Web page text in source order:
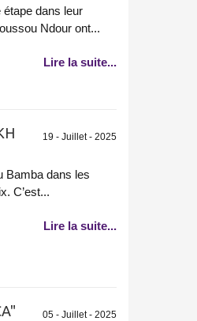
étape dans leur
Ndour ont...
Lire la suite...
19 - Juillet - 2025
Bamba dans les
C’est...
Lire la suite...
05 - Juillet - 2025